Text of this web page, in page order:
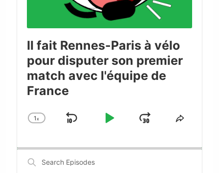
Il fait Rennes-Paris à vélo
pour disputer son premier
match avec l'équipe de
France
Change
1x
Skip
Play
JumpShare
Search
Episodes